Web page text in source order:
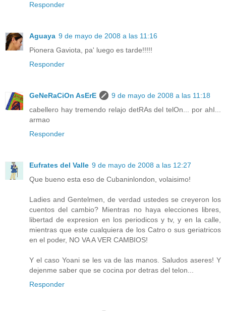
Responder
Aguaya 9 de mayo de 2008 a las 11:16
Pionera Gaviota, pa' luego es tarde!!!!!
Responder
GeNeRaCiOn AsErE
9 de mayo de 2008 a las 11:18
cabellero hay tremendo relajo detRAs del telOn... por ahI...
armao
Responder
Eufrates del Valle 9 de mayo de 2008 a las 12:27
Que bueno esta eso de Cubaninlondon, volaisimo!
Ladies and Gentelmen, de verdad ustedes se creyeron los
cuentos del cambio? Mientras no haya elecciones libres,
libertad de expresion en los periodicos y tv, y en la calle,
mientras que este cualquiera de los Catro o sus geriatricos
en el poder, NO VA A VER CAMBIOS!
Y el caso Yoani se les va de las manos. Saludos aseres! Y
dejenme saber que se cocina por detras del telon...
Responder